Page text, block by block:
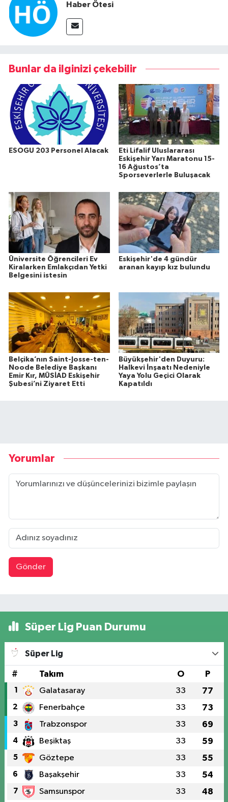
Haber Ötesi
Bunlar da ilginizi çekebilir
ESOGU 203 Personel Alacak
Eti Lifalif Uluslararası
Eskişehir Yarı Maratonu 15-
16 Ağustos’ta
Sporseverlerle Buluşacak
Üniversite Öğrencileri Ev
Kiralarken Emlakçıdan Yetki
Belgesini istesin
Eskişehir'de 4 gündür
aranan kayıp kız bulundu
Belçika’nın Saint-Josse-ten-
Noode Belediye Başkanı
Emir Kır, MÜSİAD Eskişehir
Şubesi’ni Ziyaret Etti
Büyükşehir'den Duyuru:
Halkevi İnşaatı Nedeniyle
Yaya Yolu Geçici Olarak
Kapatıldı
Yorumlar
Gönder
Süper Lig Puan Durumu
Süper Lig
# Takım O P
1 Galatasaray 33 77
2 Fenerbahçe 33 73
3 Trabzonspor 33 69
4 Beşiktaş 33 59
5 Göztepe 33 55
6 Başakşehir 33 54
7 Samsunspor 33 48